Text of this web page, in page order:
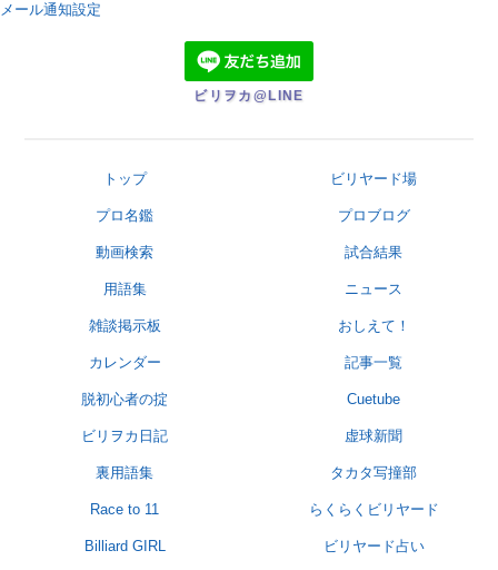
メール通知設定
ビリヲカ@LINE
トップ ビリヤード場
プロ名鑑 プロブログ
動画検索 試合結果
用語集 ニュース
雑談掲示板 おしえて！
カレンダー 記事一覧
脱初心者の掟 Cuetube
ビリヲカ日記 虚球新聞
裏用語集 タカタ写撞部
Race to 11 らくらくビリヤード
Billiard GIRL ビリヤード占い